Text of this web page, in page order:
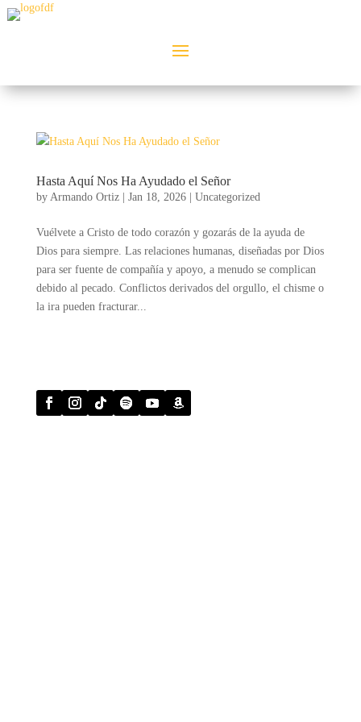
Hasta Aquí Nos Ha Ayudado el Señor
by Armando Ortiz| Jan 18, 2026| Uncategorized
Vuélvete a Cristo de todo corazón y gozarás de la ayuda de
Dios para siempre. Las relaciones humanas, diseñadas por Dios
para ser fuente de compañía y apoyo, a menudo se complican
debido al pecado. Conflictos derivados del orgullo, el chisme o
la ira pueden fracturar...